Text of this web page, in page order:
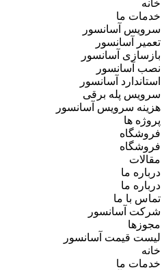
خانه
خدمات ما
سرویس آسانسور
تعمیر آسانسور
بازسازی آسانسور
نصب آسانسور
استاندارد آسانسور
سرویس پله برقی
هزینه سرویس آسانسور
پروژه ها
فروشگاه
فروشگاه
مقالات
درباره ما
درباره ما
تماس با ما
شرکت آسانسور
مجوزها
لیست قیمت آسانسور
خانه
خدمات ما